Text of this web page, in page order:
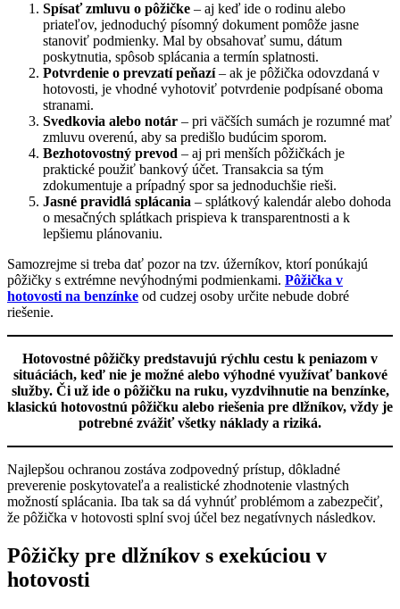
Spísať zmluvu o pôžičke – aj keď ide o rodinu alebo
priateľov, jednoduchý písomný dokument pomôže jasne
stanoviť podmienky. Mal by obsahovať sumu, dátum
poskytnutia, spôsob splácania a termín splatnosti.
Potvrdenie o prevzatí peňazí– ak je pôžička odovzdaná v
hotovosti, je vhodné vyhotoviť potvrdenie podpísané oboma
stranami.
Svedkovia alebo notár – pri väčších sumách je rozumné mať
zmluvu overenú, aby sa predišlo budúcim sporom.
Bezhotovostný prevod – aj pri menších pôžičkách je
praktické použiť bankový účet. Transakcia sa tým
zdokumentuje a prípadný spor sa jednoduchšie rieši.
Jasné pravidlá splácania – splátkový kalendár alebo dohoda
o mesačných splátkach prispieva k transparentnosti a k
lepšiemu plánovaniu.
Samozrejme si treba dať pozor na tzv. úžerníkov, ktorí ponúkajú
pôžičky s extrémne nevýhodnými podmienkami. Pôžička v
hotovosti na benzínke od cudzej osoby určite nebude dobré
riešenie.
Hotovostné pôžičky predstavujú rýchlu cestu k peniazom v
situáciách, keď nie je možné alebo výhodné využívať bankové
služby. Či už ide o pôžičku na ruku, vyzdvihnutie na benzínke,
klasickú hotovostnú pôžičku alebo riešenia pre dlžníkov, vždy je
potrebné zvážiť všetky náklady a riziká.
Najlepšou ochranou zostáva zodpovedný prístup, dôkladné
preverenie poskytovateľa a realistické zhodnotenie vlastných
možností splácania. Iba tak sa dá vyhnúť problémom a zabezpečiť,
že pôžička v hotovosti splní svoj účel bez negatívnych následkov.
Pôžičky pre dlžníkov s exekúciou v
hotovosti